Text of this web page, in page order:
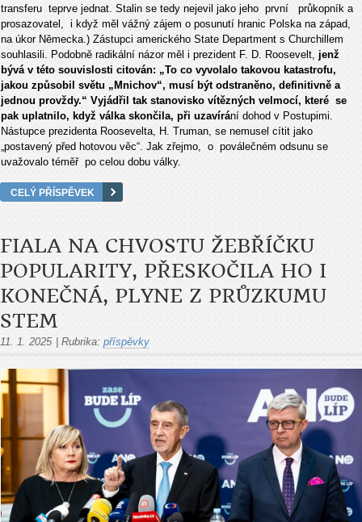
transferu teprve jednat. Stalin se tedy nejevil jako jeho první průkopník a
prosazovatel, i když měl vážný zájem o posunutí hranic Polska na západ,
na úkor Německa.) Zástupci amerického State Department s Churchillem
souhlasili. Podobně radikální názor měl i prezident F. D. Roosevelt, jenž
bývá v této souvislosti citován: „To co vyvolalo takovou katastrofu,
jakou způsobil světu „Mnichov“, musí být odstraněno, definitivně a
jednou provždy.“ Vyjádřil tak stanovisko vítězných velmocí, které se
pak uplatnilo, když válka skončila, při uzavírání dohod v Postupimi.
Nástupce prezidenta Roosevelta, H. Truman, se nemusel cítit jako
„postavený před hotovou věc“. Jak zřejmo, o poválečném odsunu se
uvažovalo téměř po celou dobu války.
CELÝ PŘÍSPĚVEK
FIALA NA CHVOSTU ŽEBŘÍČKU
POPULARITY, PŘESKOČILA HO I
KONEČNÁ, PLYNE Z PRŮZKUMU
STEM
11. 1. 2025 Rubrika: příspěvky